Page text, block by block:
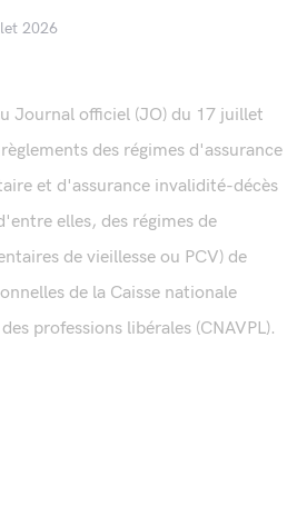
2026
Journal officiel (JO) du 17 juillet
des régimes d'assurance
et d'assurance invalidité-décès
elles, des régimes de
de vieillesse ou PCV) de
de la Caisse nationale
professions libérales (CNAVPL).